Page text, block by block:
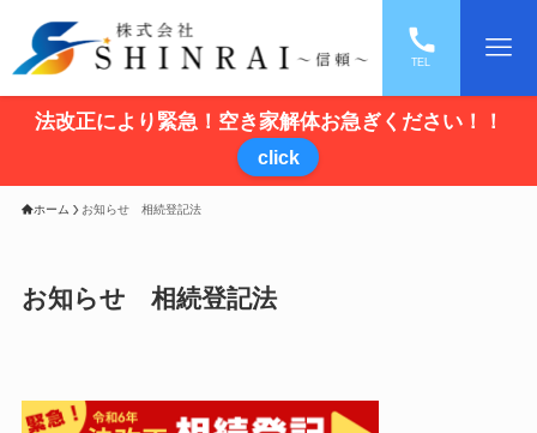
TEL
法改正により緊急！空き家解体お急ぎください！！
click
ホーム お知らせ 相続登記法
お知らせ 相続登記法